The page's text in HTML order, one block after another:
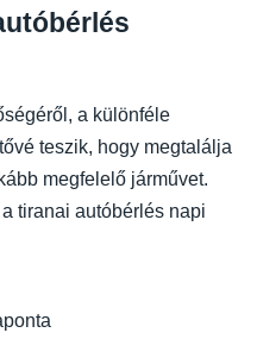
a különféle
teszik, hogy megtalálja
megfelelő járművet.
tiranai autóbérlés napi